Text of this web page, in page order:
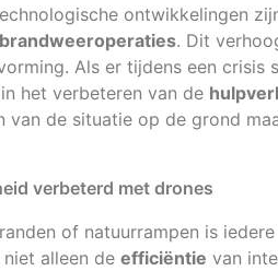
ontwikkelingen
brandweeroperaties. Dit
Als er tijdens een crisis
het verbeteren van de
van de situatie op de grond
verbeterd met drones
of natuurrampen is
alleen de efficiëntie van